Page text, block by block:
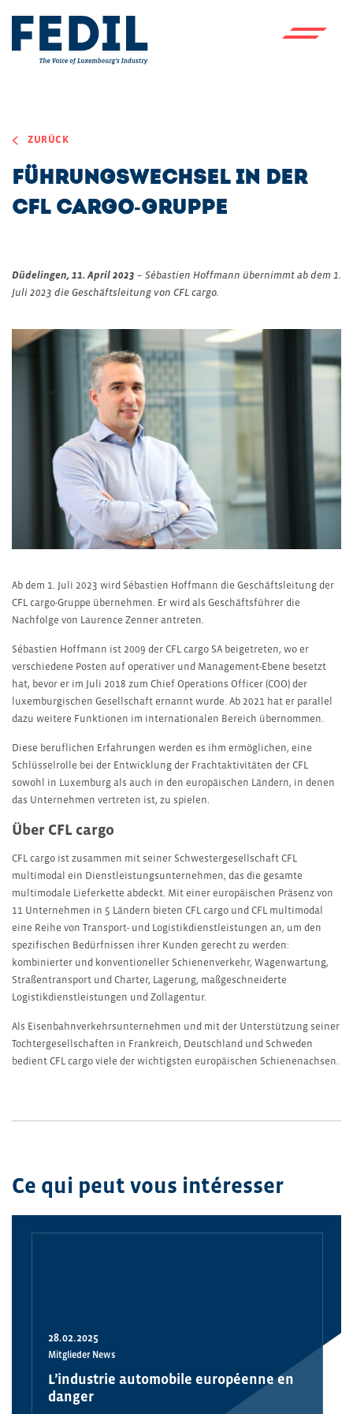
ZURÜCK
Führungswechsel in der
CFL cargo-Gruppe
Düdelingen, 11. April 2023 – Sébastien Hoffmann übernimmt ab dem 1.
Juli 2023 die Geschäftsleitung von CFL cargo.
Ab dem 1. Juli 2023 wird Sébastien Hoffmann die Geschäftsleitung der
CFL cargo-Gruppe übernehmen. Er wird als Geschäftsführer die
Nachfolge von Laurence Zenner antreten.
Sébastien Hoffmann ist 2009 der CFL cargo SA beigetreten, wo er
verschiedene Posten auf operativer und Management-Ebene besetzt
hat, bevor er im Juli 2018 zum Chief Operations Officer (COO) der
luxemburgischen Gesellschaft ernannt wurde. Ab 2021 hat er parallel
dazu weitere Funktionen im internationalen Bereich übernommen.
Diese beruflichen Erfahrungen werden es ihm ermöglichen, eine
Schlüsselrolle bei der Entwicklung der Frachtaktivitäten der CFL
sowohl in Luxemburg als auch in den europäischen Ländern, in denen
das Unternehmen vertreten ist, zu spielen.
Über CFL cargo
CFL cargo ist zusammen mit seiner Schwestergesellschaft CFL
multimodal ein Dienstleistungsunternehmen, das die gesamte
multimodale Lieferkette abdeckt. Mit einer europäischen Präsenz von
11 Unternehmen in 5 Ländern bieten CFL cargo und CFL multimodal
eine Reihe von Transport- und Logistikdienstleistungen an, um den
spezifischen Bedürfnissen ihrer Kunden gerecht zu werden:
kombinierter und konventioneller Schienenverkehr, Wagenwartung,
Straßentransport und Charter, Lagerung, maßgeschneiderte
Logistikdienstleistungen und Zollagentur.
Als Eisenbahnverkehrsunternehmen und mit der Unterstützung seiner
Tochtergesellschaften in Frankreich, Deutschland und Schweden
bedient CFL cargo viele der wichtigsten europäischen Schienenachsen.
Ce qui peut vous intéresser
28.02.2025
Mitglieder News
L’industrie automobile européenne en
danger